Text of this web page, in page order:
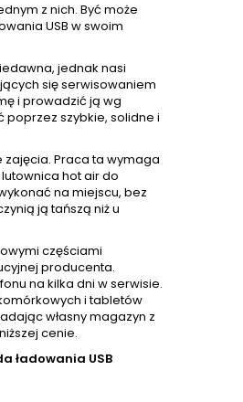
z nich. Być może
USB w swoim
jednak nasi
się serwisowaniem
i prowadzić ją wg
poprzez szybkie, solidne i
Praca ta wymaga
hot air do
na miejscu, bez
ją tańszą niż u
częściami
producenta.
na kilka dni w serwisie.
i tabletów
własny magazyn z
cenie.
ładowania USB